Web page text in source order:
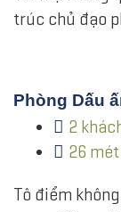
trúc chủ đạo
Phòng Dấu
2
26
Tô điểm